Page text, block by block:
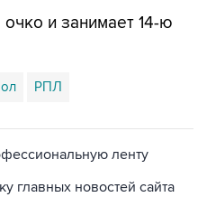
и занимает 14-ю
РПЛ
ленту
главных новостей сайта